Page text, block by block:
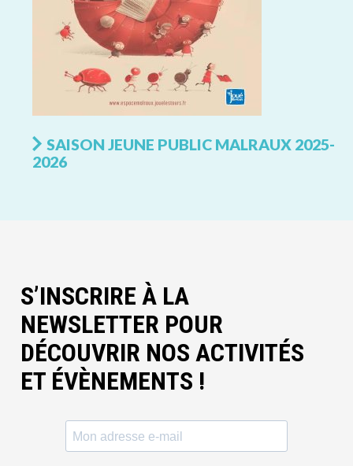
SAISON JEUNE PUBLIC MALRAUX 2025-
2026
S’INSCRIRE À LA
NEWSLETTER POUR
DÉCOUVRIR NOS ACTIVITÉS
ET ÉVÈNEMENTS !